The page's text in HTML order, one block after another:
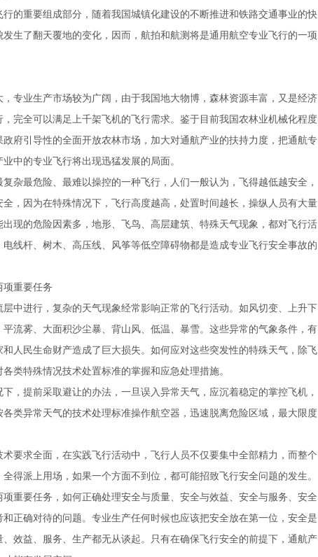
重要组成部分，随着我国城镇化建设的不断推进和铁路交通事业的快
生了翻天覆地的变化，因而，航拍和航测将是通用航空专业飞行的一项
业生产市场较为广阔，由于我国地大物博，森林资源丰富，又是经济
完全可以满足上千架飞机的飞行需求。鉴于目前我国农林业机械化程度
府引导性的全面开放农林市场，加大对通航产业的扶持力度，把通航专
中的专业飞行将出现迅猛发展的局面。
最危险、最难以操控的一种飞行，人们一般认为，飞得越低越安全，
，因为在特殊情况下，飞行高度越高，处置时间越长，操纵人员有大量
现的危险因素多，地形、飞鸟、高层建筑、特殊天气现象，都对飞行活
线杆、树木、高压线、风筝等低空障碍物都是造成专业飞行安全事故的
重要任务
进行，复杂的天气现象经常影响正常的飞行活动。如风切变、上升下
流雾、大面积沙尘暴、背山风、低温、暴雪。这些异常的气象条件，有
人民生命财产造成了巨大损失。如何应对这些突发性的特殊天气，除飞
类特殊情况技术处置标准的掌握和应急处理措施。
提前采取避让的办法，一旦误入异常天气，应沉着稳定的掌控飞机，
类异常天气的技术处理标准操作航空器，迅速脱离危险区域，最大限度
求全面，在实践飞行活动中，飞行人员不仅要集中全部精力，而整个
得派上用场，如果一个方面不到位，都可能招致飞行安全问题的发生。
要任务，如何正确处理安全与质量、安全与效益、安全与服务、安全
正确对待的问题。专业生产任何时候也应该把安全放在第一位，安全是
、效益、服务、生产都无从谈起。只有在确保飞行安全的前提下，通航产